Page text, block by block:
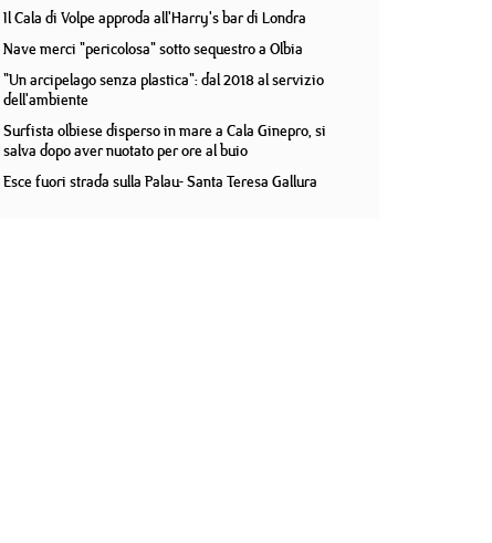
Il Cala di Volpe approda all'Harry's bar di Londra
Nave merci "pericolosa" sotto sequestro a Olbia
"Un arcipelago senza plastica": dal 2018 al servizio
dell'ambiente
Surfista olbiese disperso in mare a Cala Ginepro, si
salva dopo aver nuotato per ore al buio
Esce fuori strada sulla Palau- Santa Teresa Gallura